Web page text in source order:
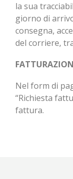
la sua
giorno di
consegna,
del corriere,
Nel form di
“Richiesta
fattura.